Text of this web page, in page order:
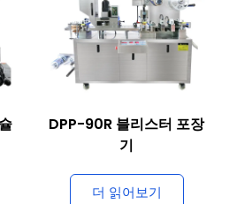
DPP-90R 블리스터 포장
기
더 읽어보기